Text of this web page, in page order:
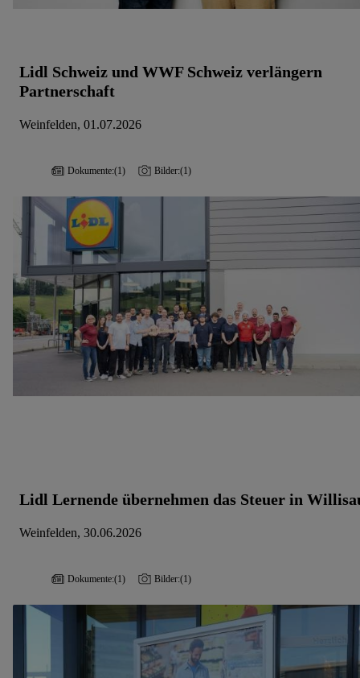
Lidl Schweiz und WWF Schweiz verlängern
Partnerschaft
Weinfelden, 01.07.2026
Dokumente:(1) Bilder:(1)
Lidl Lernende übernehmen das Steuer in
Weinfelden, 30.06.2026
Dokumente:(1) Bilder:(1)